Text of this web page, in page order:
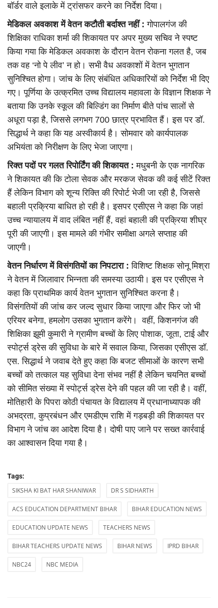
बॉर्डर वाले इलाके में ट्रांसफर करने का निर्देश दिया।
मेडिकल अवकाश में वेतन कटौती बर्दाश्त नहीं :गोपालगंज की
शिक्षिका राधिका शर्मा की शिकायत पर अपर मुख्य सचिव ने स्पष्ट
किया गया कि मेडिकल अवकाश के दौरान वेतन रोकना गलत है, जब
तक वह ‘नो पे लीव’ न हो। सभी वैध अवकाशों में वेतन भुगतान
सुनिश्चित होगा। जांच के लिए संबंधित अधिकारियों को निर्देश भी दिए
गए। पूर्णिया के उत्क्रमित उच्च विद्यालय महावला के विज्ञान शिक्षक ने
बताया कि उनके स्कूल की बिल्डिंग का निर्माण बीते पांच सालों से
अधूरा पड़ा है, जिससे लगभग 700 छात्र प्रभावित हैं। इस पर डॉ.
सिद्धार्थ ने कहा कि यह अस्वीकार्य है। सोमवार को कार्यपालक
अभियंता को निरीक्षण के लिए भेजा जाएगा।
रिक्त पदों पर गलत रिपोर्टिंग की शिकायत :मधुबनी के एक नागरिक
ने शिकायत की कि टोला सेवक और मरकज सेवक की कई सीटें रिक्त
हैं लेकिन विभाग को शून्य रिक्ति की रिपोर्ट भेजी जा रही है, जिससे
बहाली प्रक्रिया बाधित हो रही है। इसपर एसीएस ने कहा कि जहां
उच्च न्यायालय में वाद लंबित नहीं हैं, वहां बहाली की प्रक्रिया शीघ्र
पूरी की जाएगी। इस मामले की गंभीर समीक्षा अगले सप्ताह की
जाएगी।
वेतन निर्धारण में विसंगतियों का निपटारा : विशिष्ट शिक्षक सोनू मिश्रा
ने वेतन में जिलावार भिन्नता की समस्या उठायी। इस पर एसीएस ने
कहा कि प्राथमिक कार्य वेतन भुगतान सुनिश्चित करना है।
विसंगतियों की जांच कर जल्द सुधार किया जाएगा और फिर जो भी
एरियर बनेगा, हमलोग उसका भुगतान करेंगे। वहीं, किशनगंज की
शिक्षिका झूमी कुमारी ने ग्रामीण बच्चों के लिए पोशाक, जूता, टाई और
स्पोर्ट्स ड्रेस की सुविधा के बारे में सवाल किया, जिसका एसीएस डॉ.
एस. सिद्धार्थ ने जवाब देते हुए कहा कि बजट सीमाओं के कारण सभी
बच्चों को तत्काल यह सुविधा देना संभव नहीं है लेकिन चयनित बच्चों
को सीमित संख्या में स्पोर्ट्स ड्रेस देने की पहल की जा रही है। वहीं,
मोतिहारी के पिपरा कोठी पंचायत के विद्यालय में प्रधानाध्यापक की
अभद्रता, कुप्रबंधन और एमडीएम राशि में गड़बड़ी की शिकायत पर
विभाग ने जांच का आदेश दिया है। दोषी पाए जाने पर सख्त कार्रवाई
का आश्वासन दिया गया है।
Tags:
SIKSHA KI BAT HAR SHANIWAR DR S SIDHARTH
ACS EDUCATION DEPARTMENT BIHAR BIHAR EDUCATION NEWS
EDUCATION UPDATE NEWS TEACHERS NEWS
BIHAR TEACHERS UPDATE NEWS BIHAR NEWS IPRD BIHAR
NBC24 NBC MEDIA